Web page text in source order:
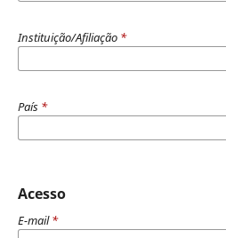
Instituição/Afiliação *
País *
Acesso
E-mail*